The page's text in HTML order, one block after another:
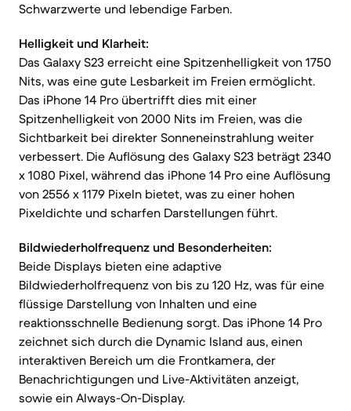
Schwarzwerte und lebendige Farben.
Helligkeit und Klarheit:
Das Galaxy S23 erreicht eine Spitzenhelligkeit von 1750
Nits, was eine gute Lesbarkeit im Freien ermöglicht.
Das iPhone 14 Pro übertrifft dies mit einer
Spitzenhelligkeit von 2000 Nits im Freien, was die
Sichtbarkeit bei direkter Sonneneinstrahlung weiter
verbessert. Die Auflösung des Galaxy S23 beträgt 2340
x 1080 Pixel, während das iPhone 14 Pro eine Auflösung
von 2556 x 1179 Pixeln bietet, was zu einer hohen
Pixeldichte und scharfen Darstellungen führt.
Bildwiederholfrequenz und Besonderheiten:
Beide Displays bieten eine adaptive
Bildwiederholfrequenz von bis zu 120 Hz, was für eine
flüssige Darstellung von Inhalten und eine
reaktionsschnelle Bedienung sorgt. Das iPhone 14 Pro
zeichnet sich durch die Dynamic Island aus, einen
interaktiven Bereich um die Frontkamera, der
Benachrichtigungen und Live-Aktivitäten anzeigt,
sowie ein Always-On-Display.